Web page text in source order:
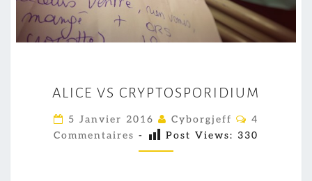
L
I
E
ALICE VS CRYPTOSPORIDIUM
5 Janvier 2016 Cyborgjeff
C
M
4
Commentaires - Post Views: 330